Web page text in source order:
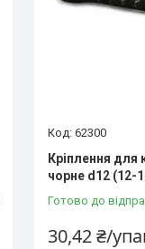
62300
Кріплення для
чорне d12 (12-
Готово до
30,42 ₴/